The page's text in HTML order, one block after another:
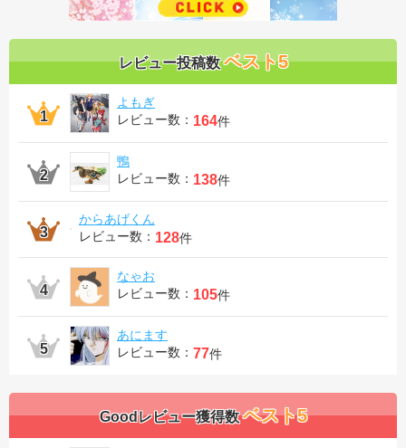
レビュー投稿数ベスト5
よもぎ
レビュー数： 164件
鴨
レビュー数： 138件
からあげくん
レビュー数： 128件
なゃお
レビュー数： 105件
あにます
レビュー数： 77件
Goodレビュー獲得数ベスト5